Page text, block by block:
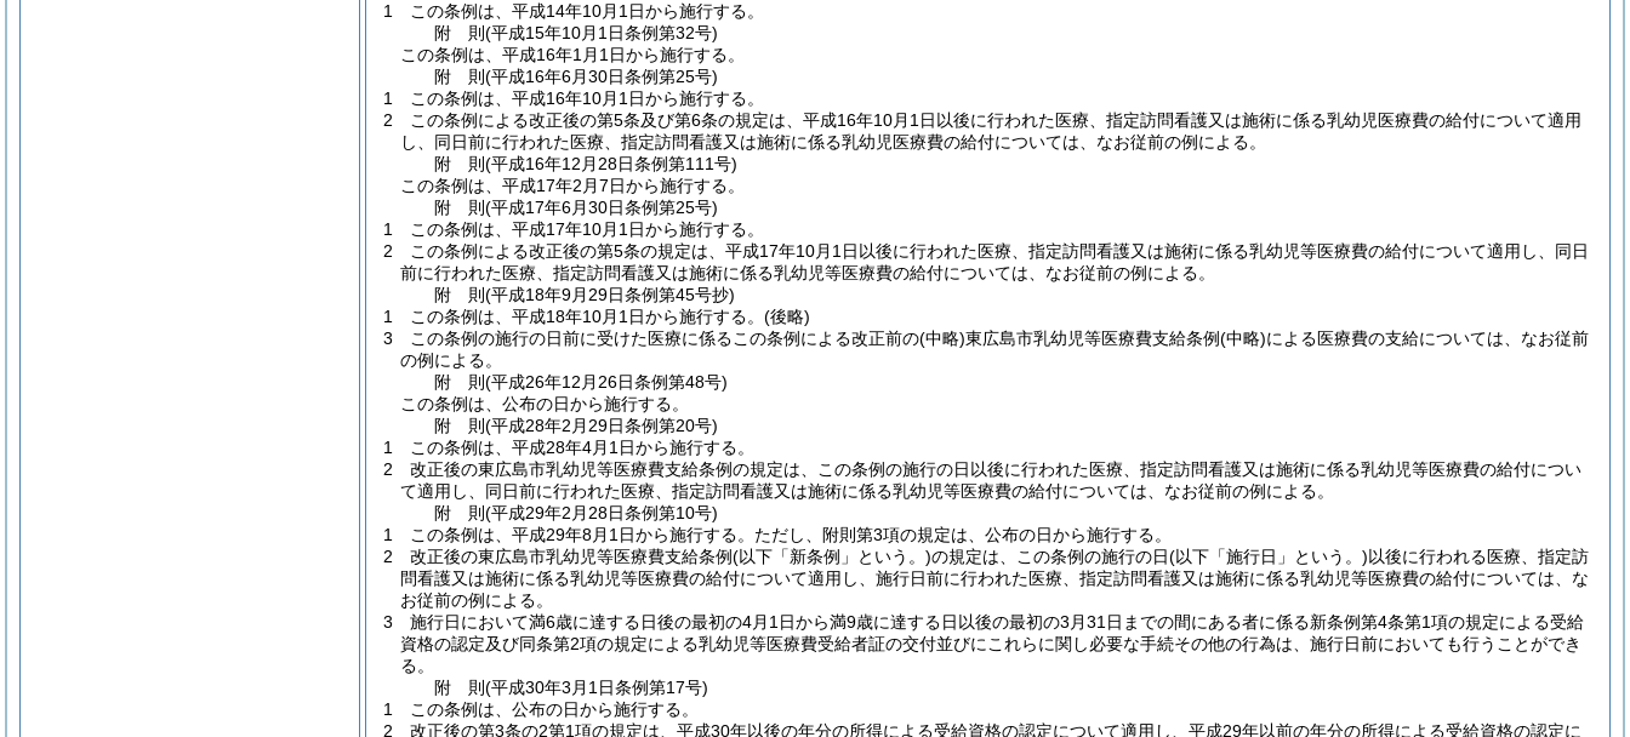
1
この条例は、平成14年10月1日から施行する。
附 則(平成15年10月1日条例第32号)
この条例は、平成16年1月1日から施行する。
附 則(平成16年6月30日条例第25号)
1
この条例は、平成16年10月1日から施行する。
2
この条例による改正後の第5条及び第6条の規定は、平成16年10月1日以後に行われた医療、指定訪問看護又は施術に係る乳幼児医療費の給付について適用
し、同日前に行われた医療、指定訪問看護又は施術に係る乳幼児医療費の給付については、なお従前の例による。
附 則(平成16年12月28日条例第111号)
この条例は、平成17年2月7日から施行する。
附 則(平成17年6月30日条例第25号)
1
この条例は、平成17年10月1日から施行する。
2
この条例による改正後の第5条の規定は、平成17年10月1日以後に行われた医療、指定訪問看護又は施術に係る乳幼児等医療費の給付について適用し、同日
前に行われた医療、指定訪問看護又は施術に係る乳幼児等医療費の給付については、なお従前の例による。
附 則(平成18年9月29日条例第45号抄)
1
この条例は、平成18年10月1日から施行する。 (後略)
3
この条例の施行の日前に受けた医療に係るこの条例による改正前の(中略)東広島市乳幼児等医療費支給条例(中略)による医療費の支給については、なお従前
の例による。
附 則(平成26年12月26日条例第48号)
この条例は、公布の日から施行する。
附 則(平成28年2月29日条例第20号)
1
この条例は、平成28年4月1日から施行する。
2
改正後の東広島市乳幼児等医療費支給条例の規定は、この条例の施行の日以後に行われた医療、指定訪問看護又は施術に係る乳幼児等医療費の給付につい
て適用し、同日前に行われた医療、指定訪問看護又は施術に係る乳幼児等医療費の給付については、なお従前の例による。
附 則(平成29年2月28日条例第10号)
1
この条例は、平成29年8月1日から施行する。 ただし、附則第3項の規定は、公布の日から施行する。
2
改正後の東広島市乳幼児等医療費支給条例(以下「新条例」という。)の規定は、この条例の施行の日(以下「施行日」という。)以後に行われる医療、指定訪
問看護又は施術に係る乳幼児等医療費の給付について適用し、施行日前に行われた医療、指定訪問看護又は施術に係る乳幼児等医療費の給付については、な
お従前の例による。
3
施行日において満6歳に達する日後の最初の4月1日から満9歳に達する日以後の最初の3月31日までの間にある者に係る新条例第4条第1項の規定による受給
資格の認定及び同条第2項の規定による乳幼児等医療費受給者証の交付並びにこれらに関し必要な手続その他の行為は、施行日前においても行うことができ
る。
附 則(平成30年3月1日条例第17号)
1
この条例は、公布の日から施行する。
2
改正後の第3条の2第1項の規定は、平成30年以後の年分の所得による受給資格の認定について適用し、平成29年以前の年分の所得による受給資格の認定に